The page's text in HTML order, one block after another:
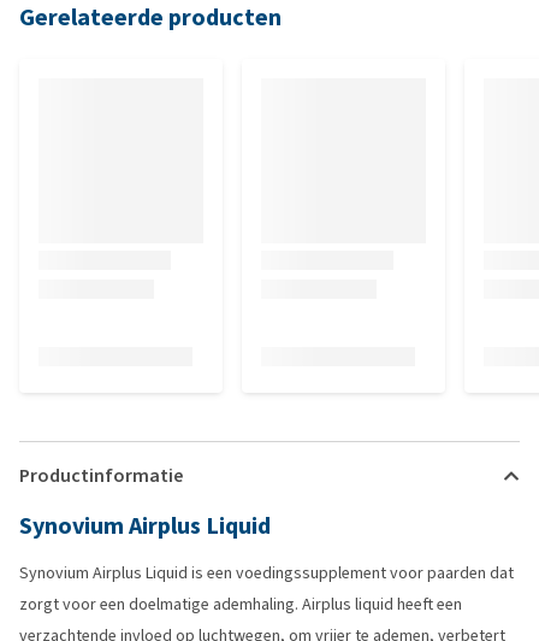
Gerelateerde producten
Productinformatie
Synovium Airplus Liquid
Synovium Airplus Liquid is een voedingssupplement voor paarden dat
zorgt voor een doelmatige ademhaling. Airplus liquid heeft een
verzachtende invloed op luchtwegen, om vrijer te ademen, verbetert